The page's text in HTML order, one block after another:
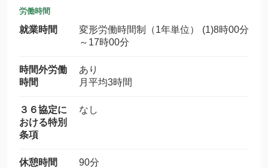
労働時間
就業時間
変形労働時間制（1年単位） (1)8時00分
～17時00分
時間外労働
時間
あり
月平均3時間
３６協定に
おける特別
条項
なし
休憩時間 90分